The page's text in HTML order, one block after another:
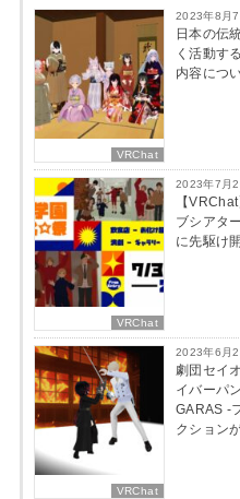
VRChat
2023年8月7
日本の伝
く活動す
内容につ
VRChat
2023年7月
【
ブシアタ
に先駆け
VRChat
2023年6月
劇団セイ
イバーパ
GARAS -
クション